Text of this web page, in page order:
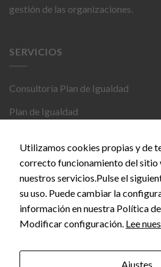
gestión de las organizaciones.
SERVICIOS
Consultoría Plan de Igualdad
Plan de Igualdad
fresh consulting®
CONTACTO
C. del Doce de Octubre, 24, 28009
info@empiezaconsultora.es
Utilizamos cookies propias y de
correcto funcionamiento del sitio
nuestros servicios.Pulse el
su uso. Puede cambiar la
información en nuestra Política
Modificar configuración. Lee
Ajustes